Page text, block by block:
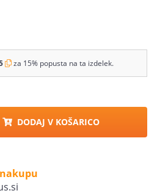
za 15% popusta na ta izdelek.
DODAJ V KOŠARICO